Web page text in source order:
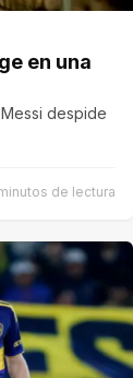
en una
despide
de lectura